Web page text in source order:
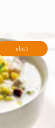
حساء